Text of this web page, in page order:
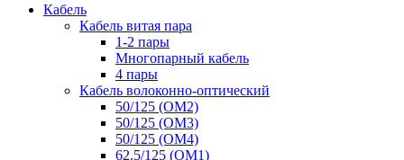
Кабель
Кабель витая пара
1-2 пары
Многопарный кабель
4 пары
Кабель волоконно-оптический
50/125 (OM2)
50/125 (OM3)
50/125 (OM4)
62.5/125 (OM1)